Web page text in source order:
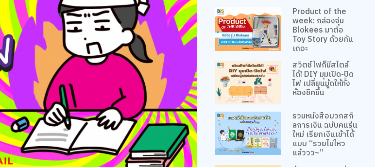
Product of the
week: กล่องจุ่ม
Blokees มาต่อ
Toy Story ด้วยกัน
เถอะ
สวิตช์ไฟก็มีสไตล์
ได้! DIY มุมเปิด-ปิด
ไฟ เปลี่ยนมู้ดให้ทั้ง
ห้องชิคขึ้น
รวมหนังสือบวกสกิ
ลการเงิน ฉบับคนรุ่น
ใหม่ เรียกเงินเข้าได้
แบบ “รวยไม่ไหว
แล้ววว~”